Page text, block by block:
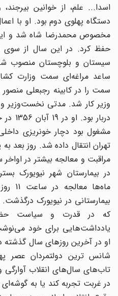
اسدا... علم، از خوانین بیرجند، و
حفظ کرد. در این سال از سوی
ساعد مراغه‌ای سمت وزارت
سمت را در کابینه رجبعلی منصور
وزیر کار شد. مدتی نخست‌وزیر
دربار بود.
مشغول بود دچار خونریزی
تهران انتقال داده شد. روز بعد
در بیمارستان شهر نیویورک
بیمارستانی در نیویورک درگذشت.
که در قدرت و سیاست
یادداشت‌هایی برای خود
او در آخرین روزهای سال گذشته
شانس ترین دولتمردان عصر
تاب‌های سال‌های انقلاب آوارگی